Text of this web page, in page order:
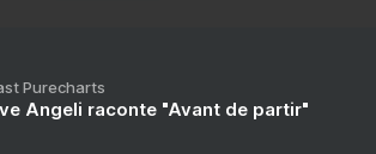
Purecharts
Angeli raconte "Avant de partir"